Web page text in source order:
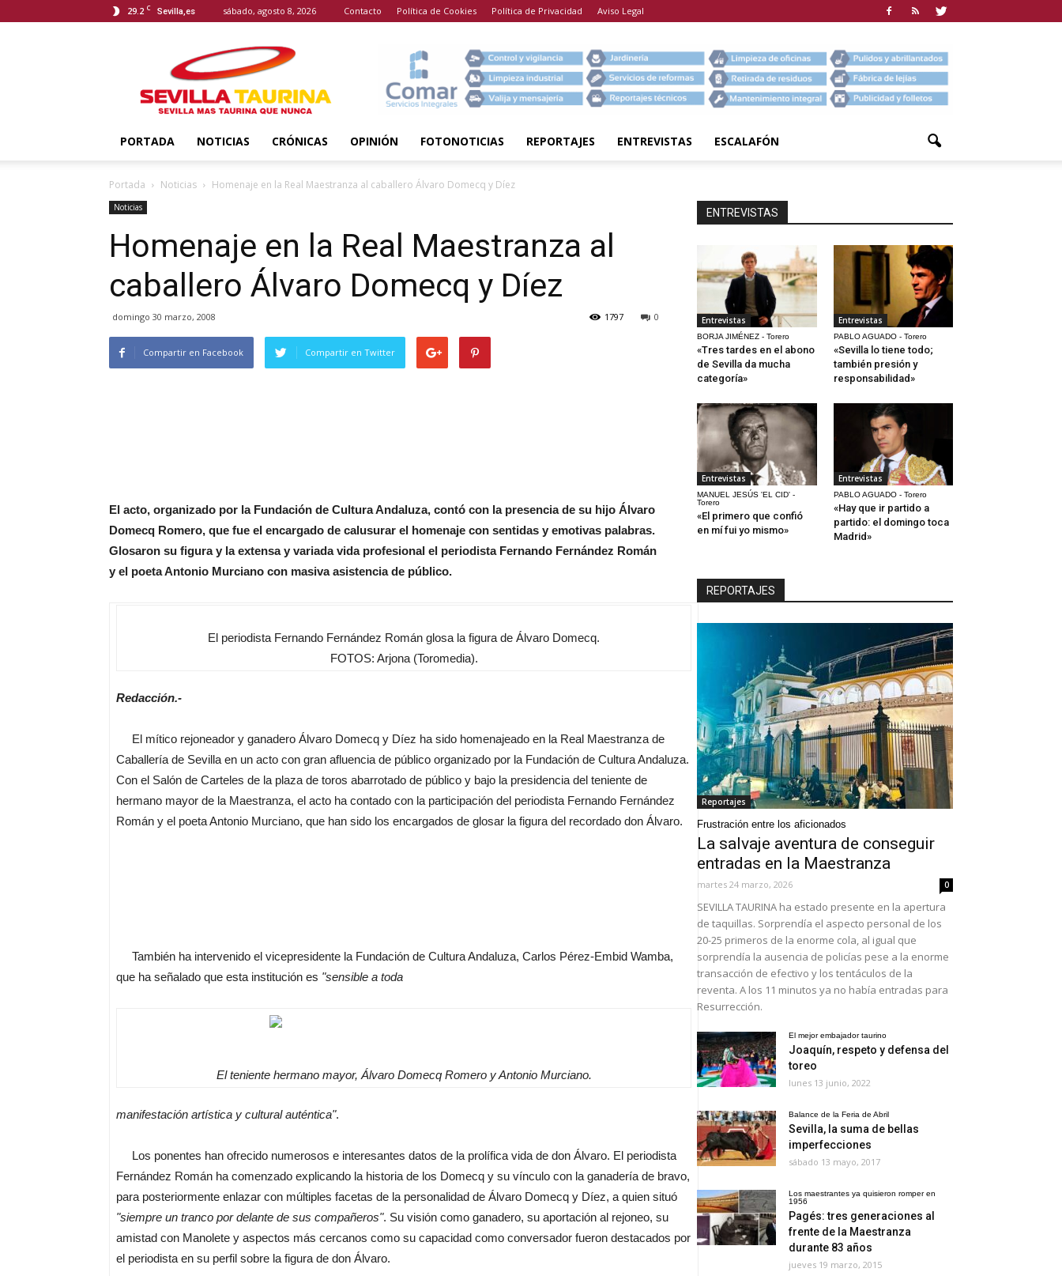
29.2 C Sevilla,es sábado, agosto 8, 2026 Contacto Política de Cookies Política de Privacidad Aviso Legal
Taurina
PORTADA NOTICIAS CRÓNICAS OPINIÓN FOTONOTICIAS REPORTAJES ENTREVISTAS ESCALAFÓN
Portada Noticias Homenaje en la Real Maestranza al caballero Álvaro Domecq y Díez
Noticias
Homenaje en la Real Maestranza al
caballero Álvaro Domecq y Díez
domingo 30 marzo, 2008 0
1797
Compartir en Facebook Compartir en Twitter
El acto, organizado por la Fundación de Cultura Andaluza, contó con la presencia de su hijo Álvaro
Domecq Romero, que fue el encargado de calusurar el homenaje con sentidas y emotivas palabras.
Glosaron su figura y la extensa y variada vida profesional el periodista Fernando Fernández Román
y el poeta Antonio Murciano con masiva asistencia de público.
El periodista Fernando Fernández Román glosa la figura de Álvaro Domecq.
FOTOS: Arjona (Toromedia).
Redacción.-
El mítico rejoneador y ganadero Álvaro Domecq y Díez ha sido homenajeado en la Real Maestranza de
Caballería de Sevilla en un acto con gran afluencia de público organizado por la Fundación de Cultura Andaluza.
Con el Salón de Carteles de la plaza de toros abarrotado de público y bajo la presidencia del teniente de
hermano mayor de la Maestranza, el acto ha contado con la participación del periodista Fernando Fernández
Román y el poeta Antonio Murciano, que han sido los encargados de glosar la figura del recordado don Álvaro.
También ha intervenido el vicepresidente la Fundación de Cultura Andaluza, Carlos Pérez-Embid Wamba,
que ha señalado que esta institución es "sensible a toda
El teniente hermano mayor, Álvaro Domecq Romero y Antonio Murciano.
manifestación artística y cultural auténtica".
Los ponentes han ofrecido numerosos e interesantes datos de la prolífica vida de don Álvaro. El periodista
Fernández Román ha comenzado explicando la historia de los Domecq y su vínculo con la ganadería de bravo,
para posteriormente enlazar con múltiples facetas de la personalidad de Álvaro Domecq y Díez, a quien situó
"siempre un tranco por delante de sus compañeros". Su visión como ganadero, su aportación al rejoneo, su
amistad con Manolete y aspectos más cercanos como su capacidad como conversador fueron destacados por
el periodista en su perfil sobre la figura de don Álvaro.
ENTREVISTAS
Entrevistas
BORJA JIMÉNEZ - Torero
«Tres tardes en el abono
de Sevilla da mucha
categoría»
Entrevistas
PABLO AGUADO - Torero
«Sevilla lo tiene todo;
también presión y
responsabilidad»
Entrevistas
MANUEL JESÚS 'EL CID' -
Torero
«El primero que confió
en mí fui yo mismo»
Entrevistas
PABLO AGUADO - Torero
«Hay que ir partido a
partido: el domingo toca
Madrid»
REPORTAJES
Reportajes
Frustración entre los aficionados
La salvaje aventura de conseguir
entradas en la Maestranza
martes 24 marzo, 2026 0
SEVILLA TAURINA ha estado presente en la apertura
de taquillas. Sorprendía el aspecto personal de los
20-25 primeros de la enorme cola, al igual que
sorprendía la ausencia de policías pese a la enorme
transacción de efectivo y los tentáculos de la
reventa. A los 11 minutos ya no había entradas para
Resurrección.
El mejor embajador taurino
Joaquín, respeto y defensa del
toreo
lunes 13 junio, 2022
Balance de la Feria de Abril
Sevilla, la suma de bellas
imperfecciones
sábado 13 mayo, 2017
Los maestrantes ya quisieron romper en
1956
Pagés: tres generaciones al
frente de la Maestranza
durante 83 años
jueves 19 marzo, 2015